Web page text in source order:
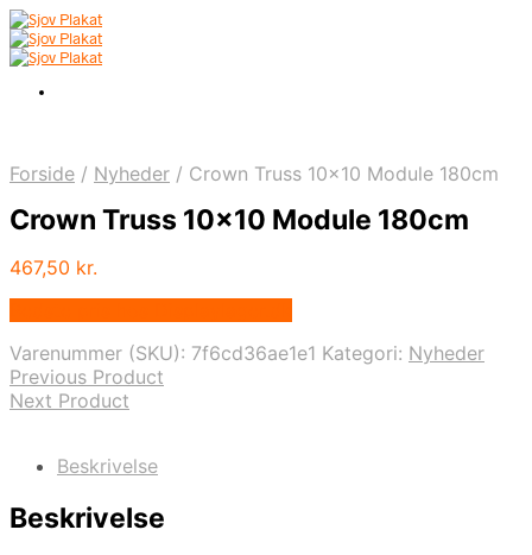
Forside / Nyheder / Crown Truss 10×10 Module 180cm
Crown Truss 10×10 Module 180cm
467,50 kr.
Varenummer (SKU): 7f6cd36ae1e1 Kategori: Nyheder
Previous Product
Next Product
Beskrivelse
Beskrivelse